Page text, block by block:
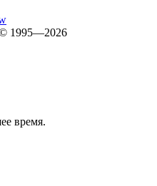
1995—2026
время.